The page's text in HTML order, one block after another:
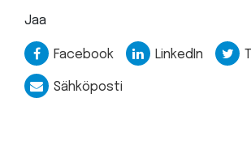
Jaa
Facebook LinkedIn
Sähköposti